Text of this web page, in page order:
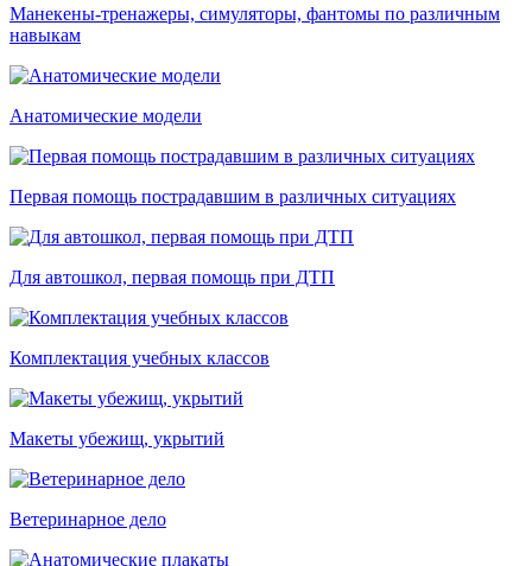
Манекены-тренажеры, симуляторы, фантомы по различным
навыкам
Анатомические модели
Первая помощь пострадавшим в различных ситуациях
Для автошкол, первая помощь при ДТП
Комплектация учебных классов
Макеты убежищ, укрытий
Ветеринарное дело